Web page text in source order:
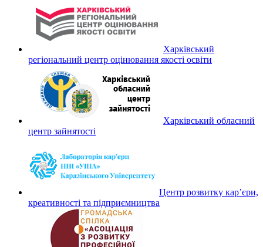
Харківський
регіональний центр оцінювання якості освіти
Харківський обласний
центр зайнятості
Центр розвитку кар’єри,
креативності та підприємництва